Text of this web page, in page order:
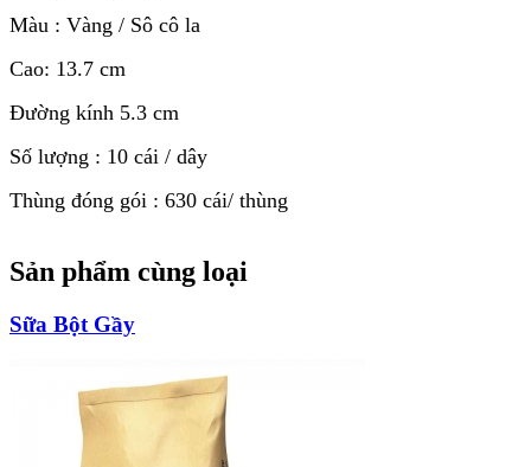
Màu : Vàng / Sô cô la
Cao: 13.7 cm
Đường kính 5.3 cm
Số lượng : 10 cái / dây
Thùng đóng gói : 630 cái/ thùng
Sản phẩm cùng loại
Sữa Bột Gầy